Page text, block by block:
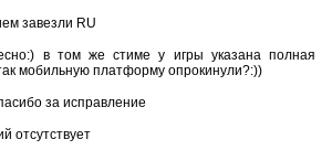
завезли RU
в том же стиме у игры указана полная
мобильную платформу опрокинули?:))
за исправление
отсутствует